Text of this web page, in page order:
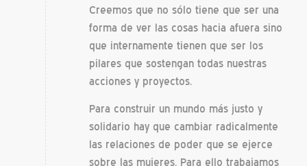
Creemos que no sólo tiene que ser una
forma de ver las cosas hacia afuera sino
que internamente tienen que ser los
pilares que sostengan todas nuestras
acciones y proyectos.
Para construir un mundo más justo y
solidario hay que cambiar radicalmente
las relaciones de poder que se ejerce
sobre las mujeres. Para ello trabajamos